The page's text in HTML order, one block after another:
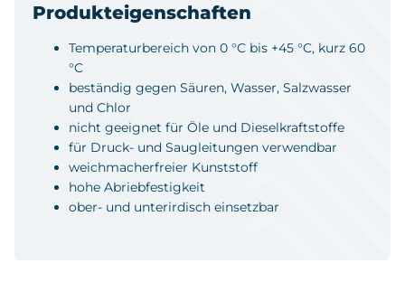
Produkteigenschaften
Temperaturbereich von 0 °C bis +45 °C, kurz 60
°C
beständig gegen Säuren, Wasser, Salzwasser
und Chlor
nicht geeignet für Öle und Dieselkraftstoffe
für Druck- und Saugleitungen verwendbar
weichmacherfreier Kunststoff
hohe Abriebfestigkeit
ober- und unterirdisch einsetzbar